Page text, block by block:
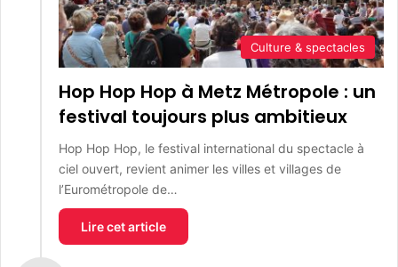
Culture & spectacles
Hop Hop Hop à Metz Métropole : un
festival toujours plus ambitieux
Hop Hop Hop, le festival international du spectacle à
ciel ouvert, revient animer les villes et villages de
l’Eurométropole de…
Lire cet article